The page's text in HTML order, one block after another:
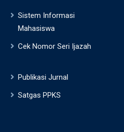
Sistem Informasi
Mahasiswa
Cek Nomor Seri Ijazah
Publikasi Jurnal
Satgas PPKS